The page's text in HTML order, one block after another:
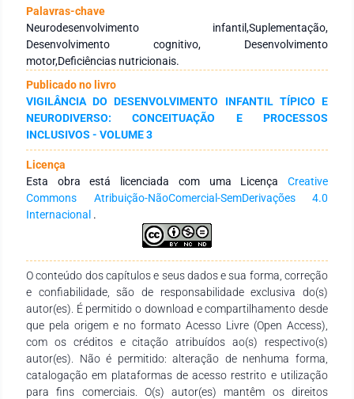
motor e níveis de micronutrientes. Resultados: Deficiências de
ferro, zinco e vitamina B12 foram associadas a prejuízos no
desenvolvimento cognitivo e motor. A suplementação
mostrou-se eficaz na melhoria das funções, especialmente
em populações de risco. Conclusão: Esta revisão reforça a
importância da nutrição adequada nos primeiros anos de
vida para o desenvolvimento infantil. Deficiências de
micronutrientes estão associadas a déficits, mas
intervenções precoces podem mitigar esses impactos.
Políticas públicas focadas na nutrição são essenciais para
promover um neurodesenvolvimento saudável.
Palavras-chave
Neurodesenvolvimento infantil,Suplementação,
Desenvolvimento cognitivo, Desenvolvimento
motor,Deficiências nutricionais.
Publicado no livro
VIGILÂNCIA DO DESENVOLVIMENTO INFANTIL TÍPICO E
NEURODIVERSO: CONCEITUAÇÃO E PROCESSOS
INCLUSIVOS - VOLUME 3
Licença
Esta obra está licenciada com uma Licença Creative
Commons Atribuição-NãoComercial-SemDerivações 4.0
Internacional .
O conteúdo dos capítulos e seus dados e sua forma, correção
e confiabilidade, são de responsabilidade exclusiva do(s)
autor(es). É permitido o download e compartilhamento desde
que pela origem e no formato Acesso Livre (Open Access),
com os créditos e citação atribuídos ao(s) respectivo(s)
autor(es). Não é permitido: alteração de nenhuma forma,
catalogação em plataformas de acesso restrito e utilização
para fins comerciais. O(s) autor(es) mantêm os direitos